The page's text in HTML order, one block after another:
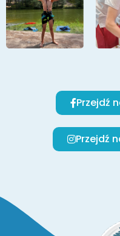
Przejdź
Przejdź